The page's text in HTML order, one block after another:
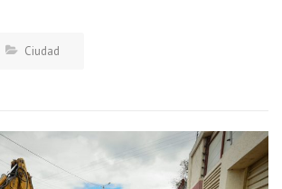
Ciudad